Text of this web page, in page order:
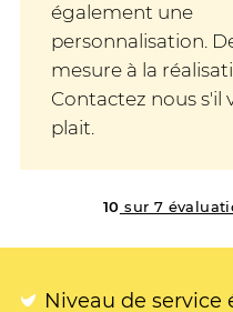
également une
personnalisation.
mesure à la
Contactez nous s'il
plait.
10 sur 7
Niveau de service